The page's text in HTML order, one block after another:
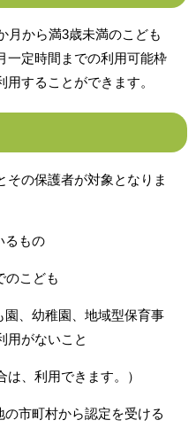
月から満3歳未満のこども
一定時間までの利用可能枠
することができます。
その保護者が対象となりま
もの
こども
、幼稚園、地域型保育事
用がないこと
利用できます。）
市町村から認定を受ける